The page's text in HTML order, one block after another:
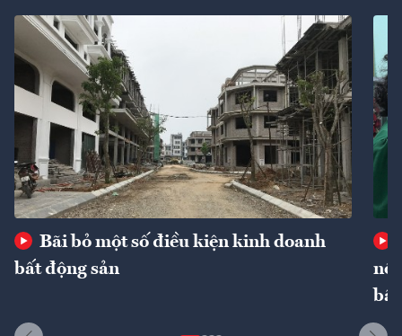
Bãi bỏ một số điều kiện kinh doanh
bất động sản